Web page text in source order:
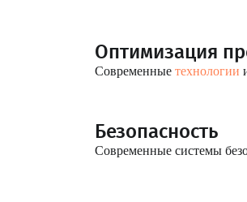
Оптимизация
Современные технологии
Безопасность
Современные системы